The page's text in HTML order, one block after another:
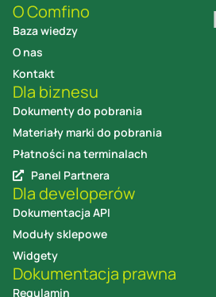
O Comfino
Baza wiedzy
O nas
Kontakt
Dla biznesu
Dokumenty do pobrania
Materiały marki do pobrania
Płatności na terminalach
Panel Partnera
Dla developerów
Dokumentacja API
Moduły sklepowe
Widgety
Dokumentacja prawna
Regulamin